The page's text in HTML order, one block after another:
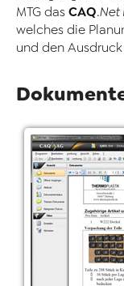
MTG das CAQ.Net
welches die
und den